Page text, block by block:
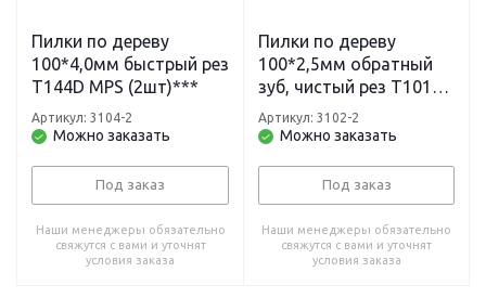
Пилки по дереву
100*4,0мм быстрый рез
T144D MPS (2шт)***
Можно заказать
Артикул: 3104-2
Под заказ
Наши менеджеры обязательно
свяжутся с вами и уточнят
условия заказа
Пилки по дереву
100*2,5мм обратный
зуб, чистый рез T101BR
MPS (2 шт)
Можно заказать
Артикул: 3102-2
Под заказ
Наши менеджеры обязательно
свяжутся с вами и уточнят
условия заказа